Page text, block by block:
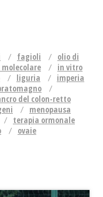
fagioli
olio di
in vitro
liguria
imperia
del colon-retto
menopausa
terapia ormonale
ovaie